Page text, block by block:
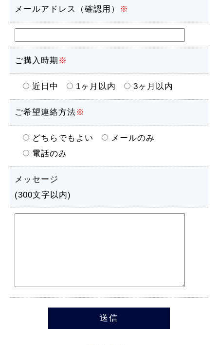
メールアドレス（確認用） ※
ご購入時期 ※
近日中 1ヶ月以内 3ヶ月以内
ご希望連絡方法※
どちらでもよい
メールのみ
電話のみ
メッセージ
(300文字以内)